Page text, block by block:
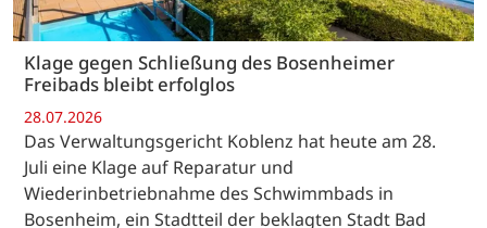
Klage gegen Schließung des Bosenheimer
Freibads bleibt erfolglos
28.07.2026
Das Verwaltungsgericht Koblenz hat heute am 28.
Juli eine Klage auf Reparatur und
Wiederinbetriebnahme des Schwimmbads in
Bosenheim, ein Stadtteil der beklagten Stadt Bad